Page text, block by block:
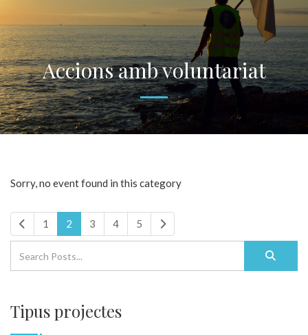
Accions amb voluntariat
Sorry, no event found in this category
1 2 3 4 5
Tipus projectes